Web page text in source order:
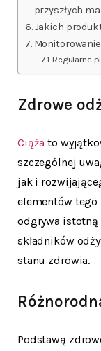
przyszłych
Jakich
Regularne
Zdrowe
Ciąża to
szczególnej
jak i
elementów tego
odgrywa istotną
składników
stanu zdrowia.
Podstawą